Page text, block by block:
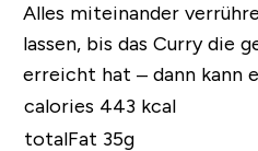
Alles miteinander
lassen, bis das Curry die
erreicht hat – dann kann
calories 443 kcal
totalFat 35g